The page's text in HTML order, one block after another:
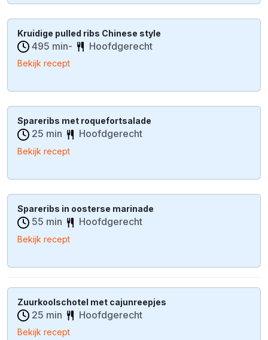
Kruidige pulled ribs Chinese style
495 min- Hoofdgerecht
Bekijk recept
Spareribs met roquefortsalade
25 min Hoofdgerecht
Bekijk recept
Spareribs in oosterse marinade
55 min Hoofdgerecht
Bekijk recept
Zuurkoolschotel met cajunreepjes
25 min Hoofdgerecht
Bekijk recept